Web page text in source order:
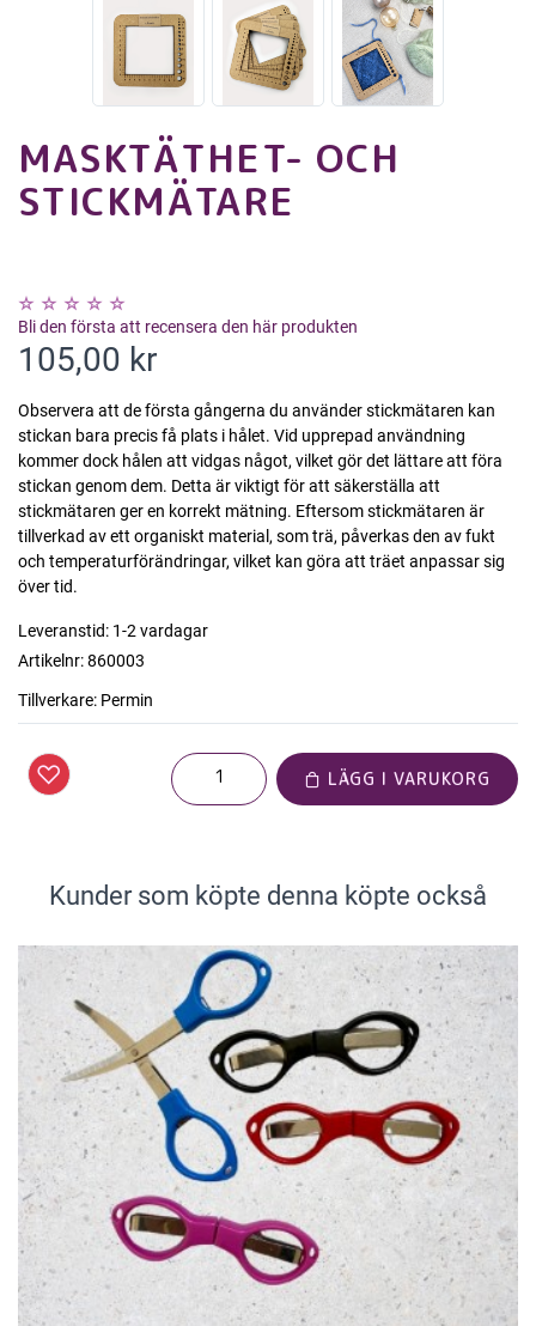
MASKTÄTHET- OCH
STICKMÄTARE
Bli den första att recensera den här produkten
105,00 kr
Observera att de första gångerna du använder stickmätaren kan
stickan bara precis få plats i hålet. Vid upprepad användning
kommer dock hålen att vidgas något, vilket gör det lättare att föra
stickan genom dem. Detta är viktigt för att säkerställa att
stickmätaren ger en korrekt mätning. Eftersom stickmätaren är
tillverkad av ett organiskt material, som trä, påverkas den av fukt
och temperaturförändringar, vilket kan göra att träet anpassar sig
över tid.
Leveranstid: 1-2 vardagar
Artikelnr:860003
Tillverkare: Permin
LÄGG I VARUKORG
Kunder som köpte denna köpte också